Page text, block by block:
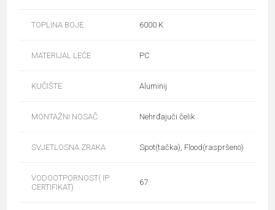
TOPLINA BOJE 6000 K
MATERIJAL LEĆE PC
KUČIŠTE Aluminij
MONTAŽNI NOSAČ Nehrđajuči čelik
SVJETLOSNA ZRAKA Spot(tačka), Flood(raspršeno)
VODOOTPORNOST( IP
CERTIFIKAT)
67